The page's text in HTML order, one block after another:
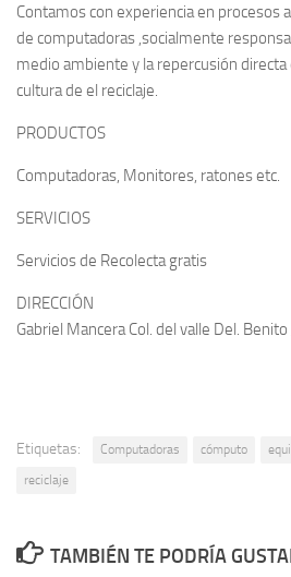
Contamos con experiencia en procesos
de computadoras ,socialmente
medio ambiente y la repercusión
cultura de el reciclaje.
PRODUCTOS
Computadoras, Monitores, ratones etc.
SERVICIOS
Servicios de Recolecta gratis
DIRECCIÓN
Gabriel Mancera Col. del valle Del. Benito
Etiquetas: Computadoras cómputo
reciclaje
TAMBIÉN TE PODRÍA